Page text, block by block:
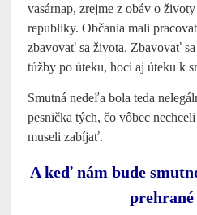
vasárnap, zrejme z obáv o
republiky. Občania mali
zbavovať sa života. Zbavovať
túžby po úteku, hoci aj úteku k
Smutná nedeľa bola teda
pesnička tých, čo vôbec
museli zabíjať.
A keď nám bude